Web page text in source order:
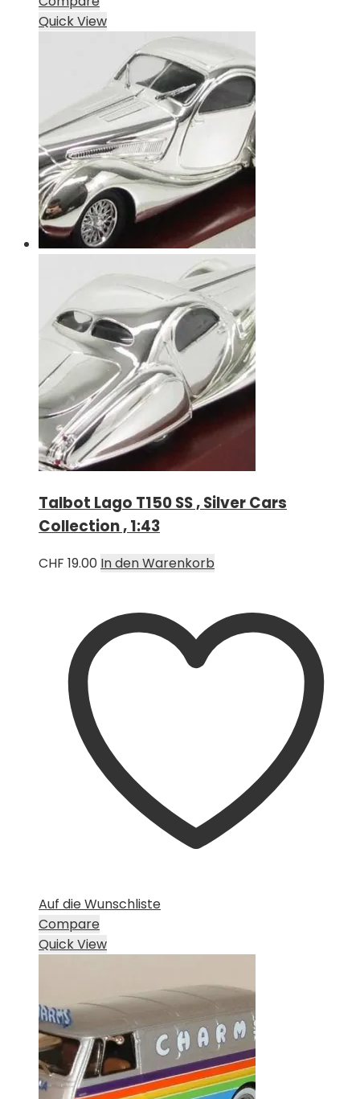
Quick View
Talbot Lago T150 SS , Silver Cars
Collection , 1:43
CHF 19.00 In den Warenkorb
Auf die Wunschliste
Compare
Quick View